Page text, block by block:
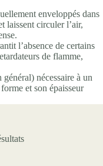
enveloppés dans
laissent circuler l’air,
l’absence de certains
de flamme,
nécessaire à un
et son épaisseur